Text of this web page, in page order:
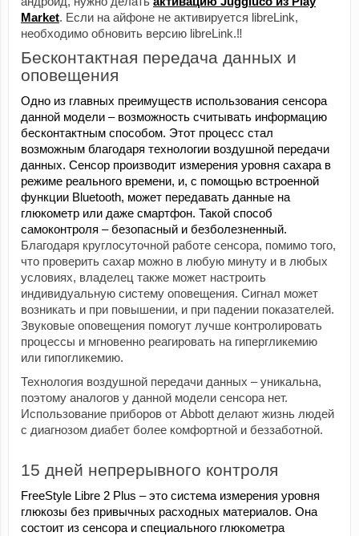
Market. Если на айфоне не активируется libreLink,
необходимо обновить версию libreLink.‼️
Бесконтактная передача данных и
оповещения
Одно из главных преимуществ использования сенсора
данной модели – возможность считывать информацию
бесконтактным способом. Этот процесс стал
возможным благодаря технологии воздушной передачи
данных. Сенсор производит измерения уровня сахара в
режиме реального времени, и, с помощью встроенной
функции Bluetooth, может передавать данные на
глюкометр или даже смартфон. Такой способ
самоконтроля – безопасный и безболезненный.
Благодаря круглосуточной работе сенсора, помимо того,
что проверить сахар можно в любую минуту и в любых
условиях, владелец также может настроить
индивидуальную систему оповещения. Сигнал может
возникать и при повышении, и при падении показателей.
Звуковые оповещения помогут лучше контролировать
процессы и мгновенно реагировать на гипергликемию
или гипогликемию.
Технология воздушной передачи данных – уникальна,
поэтому аналогов у данной модели сенсора нет.
Использование приборов от Abbott делают жизнь людей
с диагнозом диабет более комфортной и беззаботной.
15 дней непрерывного контроля
FreeStyle Libre 2 Plus – это система измерения уровня
глюкозы без привычных расходных материалов. Она
состоит из сенсора и специального глюкометра